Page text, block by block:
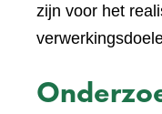
zijn voor het